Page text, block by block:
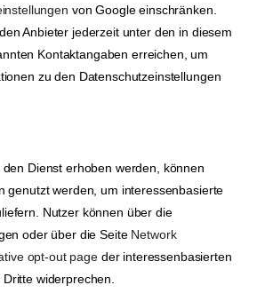
von Google einschränken.
Anbieter jederzeit unter den in diesem
Kontaktangaben erreichen, um
zu den Datenschutzeinstellungen
Dienst erhoben werden, können
genutzt werden, um interessenbasierte
Nutzer können über die
oder über die Seite Network
opt-out page der interessenbasierten
widerprechen.